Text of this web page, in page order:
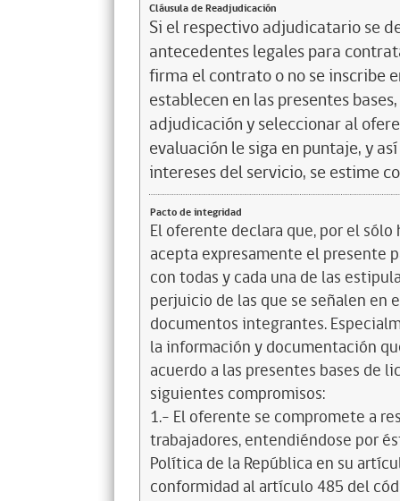
Cláusula de Readjudicación
Si el respectivo adjudicatario se
antecedentes legales para
firma el contrato o no se inscribe
establecen en las presentes
adjudicación y seleccionar al
evaluación le siga en puntaje, y
intereses del servicio, se estime
Pacto de integridad
El oferente declara que, por el
acepta expresamente el presente
con todas y cada una de las
perjuicio de las que se señalen en
documentos integrantes.
la información y documentación
acuerdo a las presentes bases de
siguientes compromisos:
1.- El oferente se compromete a
trabajadores, entendiéndose por
Política de la República en su
conformidad al artículo 485 del